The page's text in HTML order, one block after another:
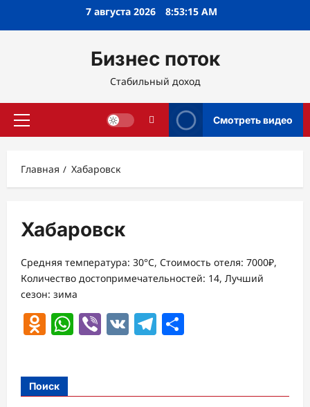
7 августа 2026 8:53:16 AM
Бизнес поток
Стабильный доход
Основное
Смотреть видео
Главная Хабаровск
Хабаровск
Средняя температура: 30°C, Стоимость отеля: 7000₽,
Количество достопримечательностей: 14, Лучший
сезон: зима
Odnoklassniki
WhatsApp
Viber
VK Telegram
Поиск